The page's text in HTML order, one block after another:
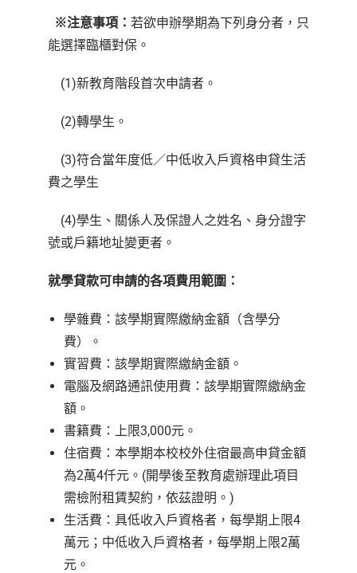
※注意事項： 若欲申辦學期為下列身分者，只
能選擇臨櫃對保。
(1)新教育階段首次申請者。
(2)轉學生。
(3)符合當年度低／中低收入戶資格申貸生活
費之學生
(4)學生、關係人及保證人之姓名、身分證字
號或戶籍地址變更者。
就學貸款可申請的各項費用範圍：
學雜費：該學期實際繳納金額（含學分
費）。
實習費：該學期實際繳納金額。
電腦及網路通訊使用費：該學期實際繳納金
額。
書籍費：上限3,000元。
住宿費：本學期本校校外住宿最高申貸金額
為2萬4仟元。(開學後至教育處辦理此項目
需檢附租賃契約，依茲證明。)
生活費：具低收入戶資格者，每學期上限4
萬元；中低收入戶資格者，每學期上限2萬
元。